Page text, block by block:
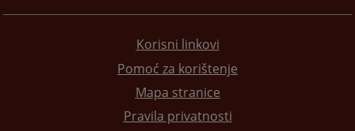
Korisni linkovi
Pomoć za korištenje
Mapa stranice
Pravila privatnosti